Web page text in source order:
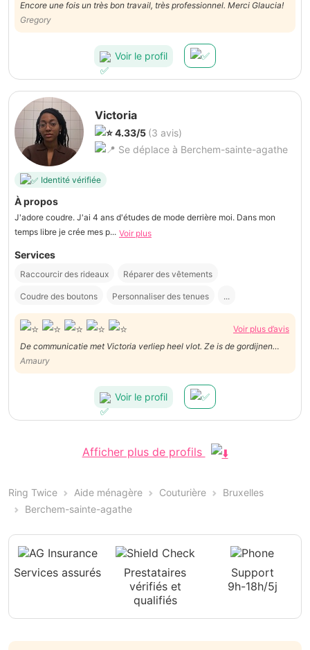
Encore une fois un très bon travail, très professionnel. Merci Glaucia!
Gregory
Voir le profil
Victoria
4.33/5 (3 avis)
Se déplace à Berchem-sainte-agathe
Identité vérifiée
À propos
J'adore coudre. J'ai 4 ans d'études de mode derrière moi. Dans mon
temps libre je crée mes p... Voir plus
Services
Raccourcir des rideaux Réparer des vêtements
Coudre des boutons Personnaliser des tenues ...
Voir plus d’avis
De communicatie met Victoria verliep heel vlot. Ze is de gordijnen
komen ophalen en terugbrengen op het afgesproken tijdstip, en heeft
een aantal vragen gesteld omdat er een aantal onduidelijkheden
waren. Prima service!
Amaury
Voir le profil
Afficher plus de profils
Ring Twice Aide ménagère Couturière
Bruxelles
Berchem-sainte-agathe
Services assurés
Prestataires
vérifiés et
qualifiés
Support
9h-18h/5j